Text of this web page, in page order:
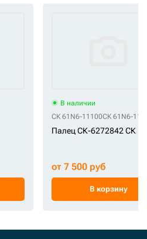
В наличии
СК 61N6-11100СК 61N6-
Палец СК-6272842 СК
от 7 500 руб
В корзину